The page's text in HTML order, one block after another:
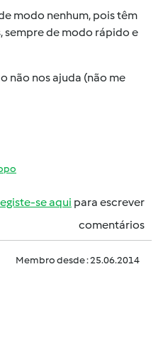
modo nenhum, pois têm
sempre de modo rápido e
não nos ajuda (não me
se aqui para escrever
comentários
Membro desde : 25.06.2014